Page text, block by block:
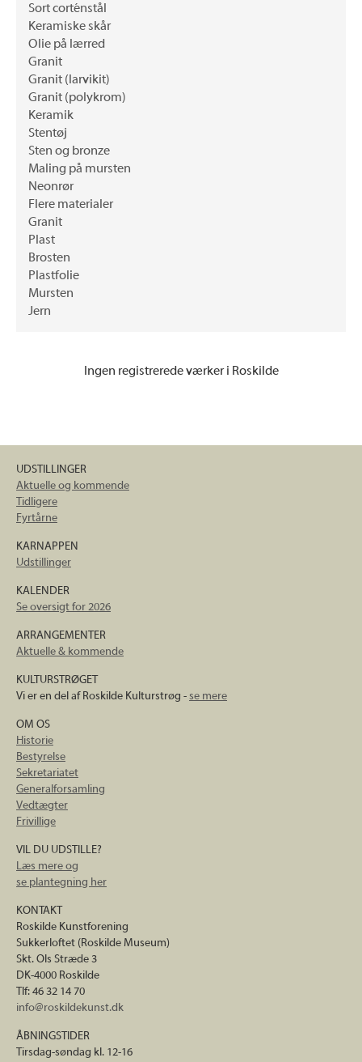
Sort corténstål
Keramiske skår
Olie på lærred
Granit
Granit (larvikit)
Granit (polykrom)
Keramik
Stentøj
Sten og bronze
Maling på mursten
Neonrør
Flere materialer
Granit
Plast
Brosten
Plastfolie
Mursten
Jern
Ingen registrerede værker i Roskilde
UDSTILLINGER
Aktuelle og kommende
Tidligere
Fyrtårne
KARNAPPEN
Udstillinger
KALENDER
Se oversigt for 2026
ARRANGEMENTER
Aktuelle & kommende
KULTURSTRØGET
Vi er en del af Roskilde Kulturstrøg -se mere
OM OS
Historie
Bestyrelse
Sekretariatet
Generalforsamling
Vedtægter
Frivillige
VIL DU UDSTILLE?
Læs mere og
se plantegning her
KONTAKT
Roskilde Kunstforening
Sukkerloftet (Roskilde Museum)
Skt. Ols Stræde 3
DK-4000 Roskilde
Tlf: 46 32 14 70
info@roskildekunst.dk
ÅBNINGSTIDER
Tirsdag-søndag kl. 12-16